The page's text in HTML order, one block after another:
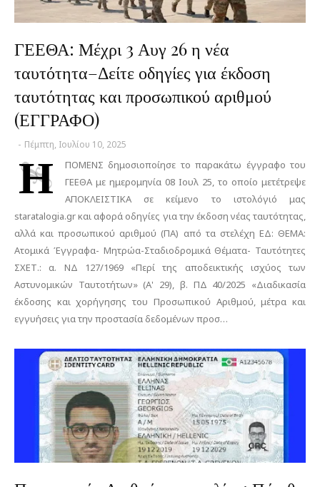
ΓΕΕΘΑ: Μέχρι 3 Αυγ 26 η νέα
ταυτότητα–Δείτε οδηγίες για έκδοση
ταυτότητας και προσωπικού αριθμού
(ΕΓΓΡΑΦΟ)
- Πέμπτη, Ιουλίου 10, 2025
Η
ΠΟΜΕΝΣ δημοσιοποίησε το παρακάτω έγγραφο του
ΓΕΕΘΑ με ημερομηνία 08 Ιουλ 25, το οποίο μετέτρεψε
ΑΠΟΚΛΕΙΣΤΙΚΑ σε κείμενο το ιστολόγιό μας
staratalogia.gr και αφορά οδηγίες για την έκδοση νέας ταυτότητας,
αλλά και προσωπικού αριθμού (ΠΑ) από τα στελέχη ΕΔ: ΘΕΜΑ:
Ατομικά Έγγραφα- Μητρώα-Σταδιοδρομικά Θέματα- Ταυτότητες
ΣΧΕΤ.: α. ΝΔ 127/1969 «Περί της αποδεικτικής ισχύος των
Αστυνομικών Ταυτοτήτων» (Α' 29), β. ΠΔ 40/2025 «Διαδικασία
έκδοσης και χορήγησης του Προσωπικού Αριθμού, μέτρα και
εγγυήσεις για την προστασία δεδομένων προσ…